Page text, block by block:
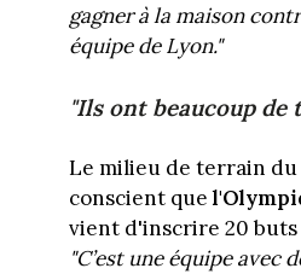
gagner à la maison
équipe de Lyon."
"Ils ont beaucoup de
Le milieu de terrain du
conscient que
vient d'inscrire 20 buts
"C’est une équipe avec